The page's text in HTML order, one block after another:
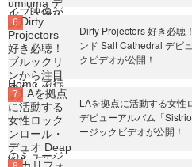
Dirty Projectors 好き必聴
ンド Salt Cathedral デビ
クビデオが公開！
LAを拠点に活動する女性
デビューアルバム「
ージックビデオが公開！